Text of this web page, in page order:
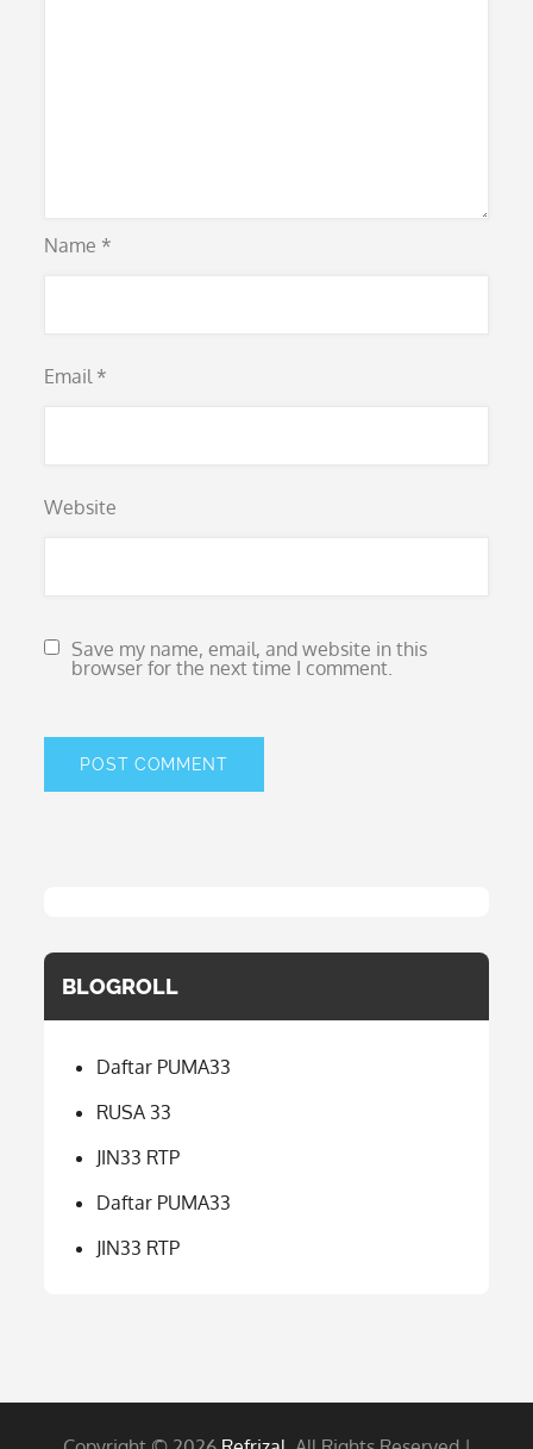
Name *
Email *
Website
Save my name, email, and website in this
browser for the next time I comment.
BLOGROLL
Daftar PUMA33
RUSA 33
JIN33 RTP
Daftar PUMA33
JIN33 RTP